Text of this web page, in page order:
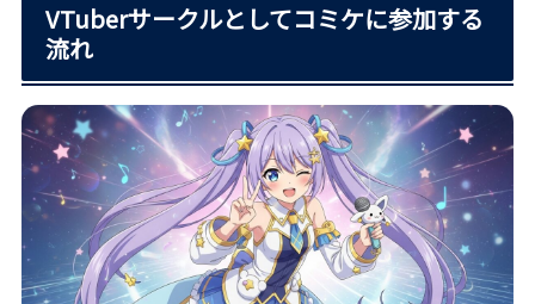
VTuberサークルとしてコミケに参加する
流れ